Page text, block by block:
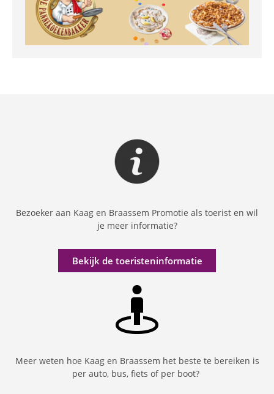
Bezoeker aan Kaag en Braassem Promotie als toerist en wil
je meer informatie?
Bekijk de toeristeninformatie
Meer weten hoe Kaag en Braassem het beste te bereiken is
per auto, bus, fiets of per boot?